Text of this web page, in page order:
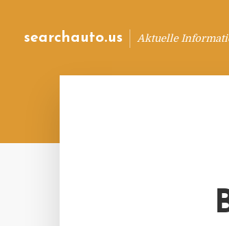
searchauto.us Aktuelle